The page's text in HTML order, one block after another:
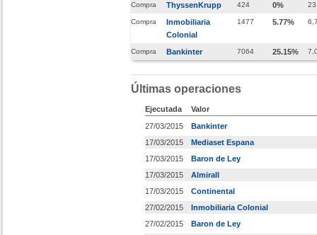
Compra ThyssenKrupp 424 0%
Compra
Inmobiliaria
Colonial
1477 5.77%
Compra Bankinter 7064 25.15%
Últimas operaciones
Ejecutada
Valor
27/03/2015
Bankinter
17/03/2015
Mediaset Espana
17/03/2015
Baron de Ley
17/03/2015
Almirall
17/03/2015
Continental
27/02/2015
Inmobiliaria Colonial
27/02/2015
Baron de Ley